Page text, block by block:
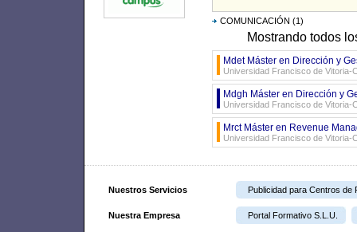
COMUNICACIÓN (1)
Mostrando todos
Mdet Máster en Dirección y
Universidad Francisco de Vitoria-
Mdgh Máster en Dirección y
Universidad Francisco de Vitoria-
Mrct Máster en Revenue
Universidad Francisco de Vitoria-
Nuestros Servicios Publicidad para Centros de
Nuestra Empresa Portal Formativo S.L.U.